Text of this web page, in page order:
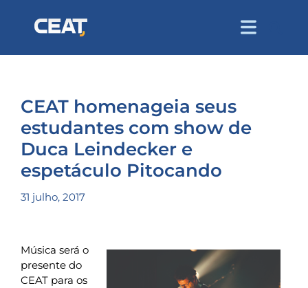
CEAT homenageia seus
estudantes com show de
Duca Leindecker e
espetáculo Pitocando
31 julho, 2017
Música será o
presente do
CEAT para os